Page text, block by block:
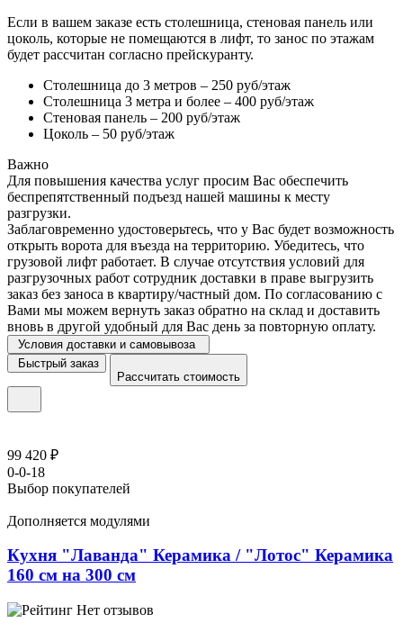
Если в вашем заказе есть столешница, стеновая панель или
цоколь, которые не помещаются в лифт, то занос по этажам
будет рассчитан согласно прейскуранту.
Столешница до 3 метров – 250 руб/этаж
Столешница 3 метра и более – 400 руб/этаж
Стеновая панель – 200 руб/этаж
Цоколь – 50 руб/этаж
Важно
Для повышения качества услуг просим Вас обеспечить
беспрепятственный подъезд нашей машины к месту
разгрузки.
Заблаговременно удостоверьтесь, что у Вас будет возможность
открыть ворота для въезда на территорию. Убедитесь, что
грузовой лифт работает. В случае отсутствия условий для
разгрузочных работ сотрудник доставки в праве выгрузить
заказ без заноса в квартиру/частный дом. По согласованию с
Вами мы можем вернуть заказ обратно на склад и доставить
вновь в другой удобный для Вас день за повторную оплату.
Условия доставки и самовывоза
Быстрый заказ
Рассчитать стоимость
99 420 ₽
0-0-18
Выбор покупателей
Дополняется модулями
Кухня "Лаванда" Керамика / "Лотос" Керамика
160 см на 300 см
Нет отзывов